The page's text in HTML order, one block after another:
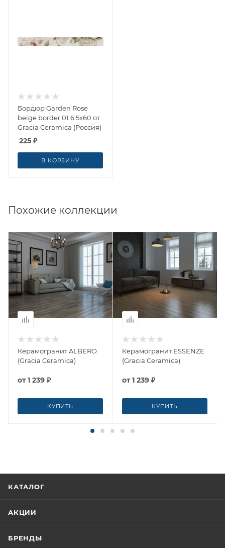
Бордюр Garden Rose
beige border 01 6.5x60 от
Gracia Ceramica (Россия)
225 ₽
В КОРЗИНУ
Похожие коллекции
Керамогранит ALBERO
(Gracia Ceramica)
от1 239 ₽
КУПИТЬ
Керамогранит ESSENZE
(Gracia Ceramica)
от1 239 ₽
КУПИТЬ
КАТАЛОГ
АКЦИИ
БРЕНДЫ